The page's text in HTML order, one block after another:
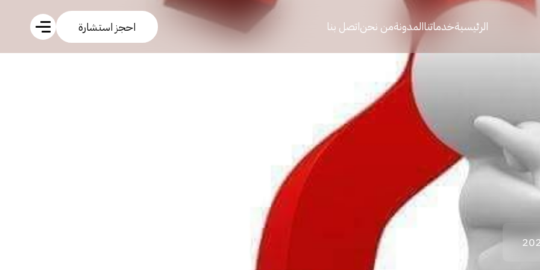
الرئيسيةخدماتناالمدونةمن نحناتصل بنا